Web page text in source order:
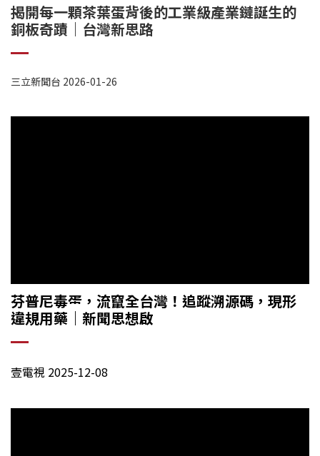
揭開每一顆茶葉蛋背後的工業級產業鏈誕生的
銅板奇蹟｜台灣新思路
三立新聞台 2026-01-26
芬普尼毒蛋，流竄全台灣！追蹤溯源碼，現形
違規用藥 ｜ 新聞思想啟
壹電視 2025-12-08